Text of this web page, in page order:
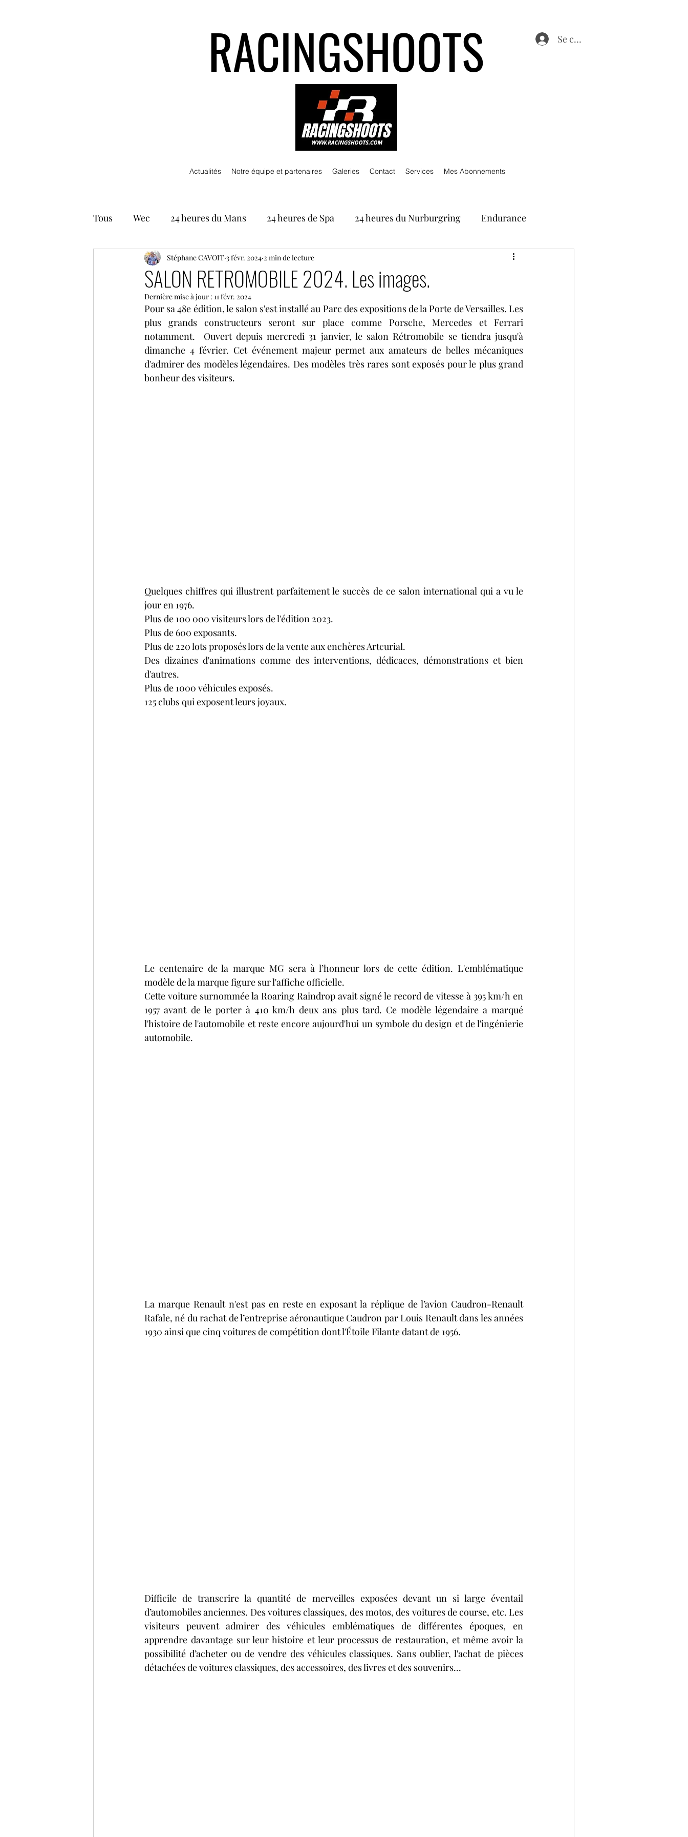
RACINGSHOOTS
Actualités Notre équipe et partenaires Galeries Contact Services Mes Abonnements
Se connecter
Tous Wec 24 heures du Mans 24 heures de Spa 24 heures du Nurburgring Endurance
F1 Moto GP 24 heures du Mans motos Divers
Coupe de France des circuits
GP historique de Monaco Coupes de Pâques Nogaro TTE Superbike Bol d'Or Camions
GT World Challenge
SALON RETROMOBILE 2024. Les images.
Stéphane CAVOIT 3 févr. 2024 2 min de lecture
Dernière mise à jour : 11 févr. 2024
Pour sa 48e édition, le salon s'est installé au Parc des expositions de la Porte de Versailles. Les
plus grands constructeurs seront sur place comme Porsche, Mercedes et Ferrari
notamment.  Ouvert depuis mercredi 31 janvier, le salon Rétromobile se tiendra jusqu'à
dimanche 4 février. Cet événement majeur permet aux amateurs de belles mécaniques
d'admirer des modèles légendaires. Des modèles très rares sont exposés pour le plus grand
bonheur des visiteurs.
Quelques chiffres qui illustrent parfaitement le succès de ce salon international qui a vu le
jour en 1976.
Plus de 100 000 visiteurs lors de l'édition 2023.
Plus de 600 exposants.
Plus de 220 lots proposés lors de la vente aux enchères Artcurial.
Des dizaines d'animations comme des interventions, dédicaces, démonstrations et bien
d'autres.
Plus de 1000 véhicules exposés.
125 clubs qui exposent leurs joyaux.
Le centenaire de la marque MG sera à l’honneur lors de cette édition. L'emblématique
modèle de la marque figure sur l'affiche officielle.
Cette voiture surnommée la Roaring Raindrop avait signé le record de vitesse à 395 km/h en
1957 avant de le porter à 410 km/h deux ans plus tard. Ce modèle légendaire a marqué
l'histoire de l'automobile et reste encore aujourd'hui un symbole du design et de l'ingénierie
automobile.
La marque Renault n'est pas en reste en exposant la réplique de l’avion Caudron-Renault
Rafale, né du rachat de l’entreprise aéronautique Caudron par Louis Renault dans les années
1930 ainsi que cinq voitures de compétition dont l'Étoile Filante datant de 1956.
Difficile de transcrire la quantité de merveilles exposées devant un si large éventail
d’automobiles anciennes. Des voitures classiques, des motos, des voitures de course, etc. Les
visiteurs peuvent admirer des véhicules emblématiques de différentes époques, en
apprendre davantage sur leur histoire et leur processus de restauration, et même avoir la
possibilité d’acheter ou de vendre des véhicules classiques. Sans oublier, l'achat de pièces
détachées de voitures classiques, des accessoires, des livres et des souvenirs...